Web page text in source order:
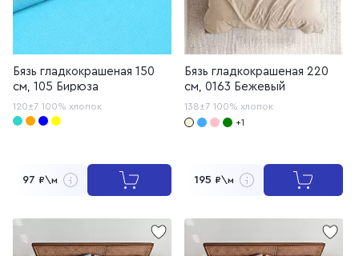
Бязь гладкокрашеная 150
см, 105 Бирюза
120±7 100% хлопок
97 ₽\м
Бязь гладкокрашеная 220
см, 0163 Бежевый
138±7 100% хлопок
+1
195 ₽\м